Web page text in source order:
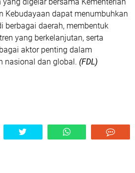
Kebudayaan dapat menumbuhkan
berbagai daerah, membentuk
yang berkelanjutan, serta
aktor penting dalam
nasional dan global. (FDL)